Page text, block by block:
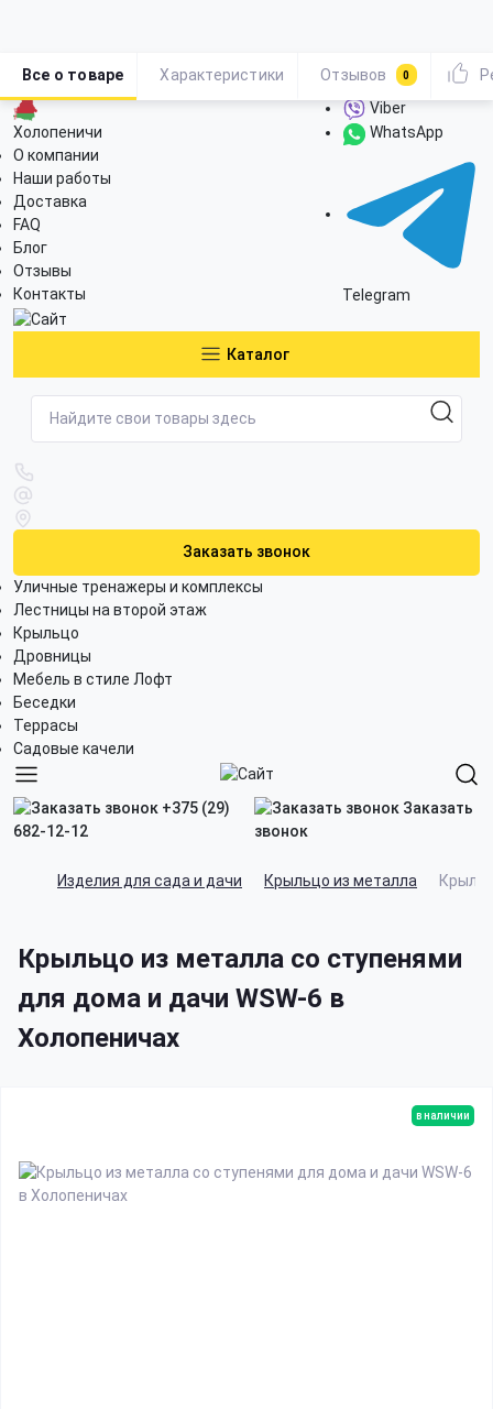
Холопеничи
О компании
Наши работы
Доставка
FAQ
Блог
Отзывы
Контакты
Viber
WhatsApp
Telegram
Каталог
Заказать звонок
Уличные тренажеры и комплексы
Лестницы на второй этаж
Крыльцо
Дровницы
Мебель в стиле Лофт
Беседки
Террасы
Садовые качели
+375 (29)
682-12-12
Заказать
звонок
Изделия для сада и дачи Крыльцо из металла
Крыльцо из металла со ступенями
для дома и дачи WSW-6 в
Холопеничах
Все о товаре Характеристики Отзывов 0
в наличии